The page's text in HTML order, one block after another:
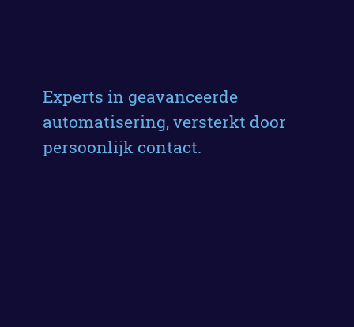
Experts in geavanceerde
automatisering, versterkt door
persoonlijk contact.